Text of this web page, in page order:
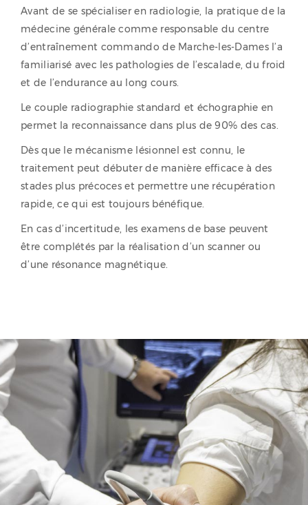
Avant de se spécialiser en radiologie, la pratique de la
médecine générale comme responsable du centre
d’entraînement commando de Marche-les-Dames l’a
familiarisé avec les pathologies de l’escalade, du froid
et de l’endurance au long cours.
Le couple radiographie standard et échographie en
permet la reconnaissance dans plus de 90% des cas.
Dès que le mécanisme lésionnel est connu, le
traitement peut débuter de manière efficace à des
stades plus précoces et permettre une récupération
rapide, ce qui est toujours bénéfique.
En cas d’incertitude, les examens de base peuvent
être complétés par la réalisation d’un scanner ou
d’une résonance magnétique.